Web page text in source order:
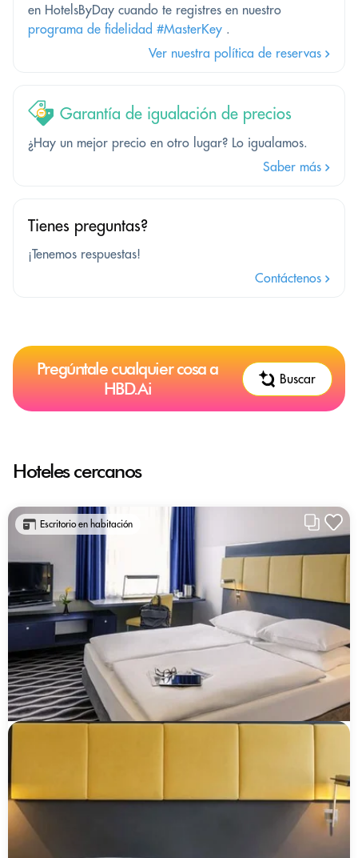
en HotelsByDay cuando te registres en nuestro
programa de fidelidad #MasterKey .
Ver nuestra política de reservas
Garantía de igualación de precios
¿Hay un mejor precio en otro lugar? Lo igualamos.
Saber más
Tienes preguntas?
¡Tenemos respuestas!
Contáctenos
Pregúntale cualquier cosa a
HBD.Ai
Buscar
Hoteles cercanos
Escritorio en habitación